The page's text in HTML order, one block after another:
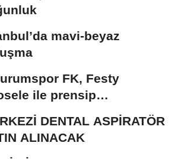
mavi-beyaz
FK, Festy
ile prensip
vardı
DENTAL ASPİRATÖR
ALINACAK